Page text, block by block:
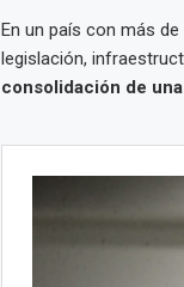
En un país con más
legislación,
consolidación de